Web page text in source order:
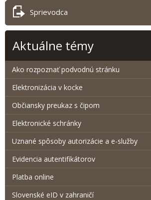
Sprievodca
Aktuálne témy
Ako rozpoznať podvodnú stránku
Elektronizácia v kocke
Občiansky preukaz s čipom
Elektronické schránky
Uznané spôsoby autorizácie a e-služby
Evidencia autentifikátorov
Platba online
Slovenské eID v zahraničí